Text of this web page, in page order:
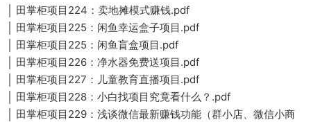
│ 田掌柜项目224：卖地摊模式赚钱.pdf
│ 田掌柜项目225：闲鱼幸运盒子项目.pdf
│ 田掌柜项目225：闲鱼盲盒项目.pdf
│ 田掌柜项目226：净水器免费送项目.pdf
│ 田掌柜项目227：儿童教育直播项目.pdf
│ 田掌柜项目228：小白找项目究竟看什么？.pdf
│ 田掌柜项目229：浅谈微信最新赚钱功能（群小店、微信小商